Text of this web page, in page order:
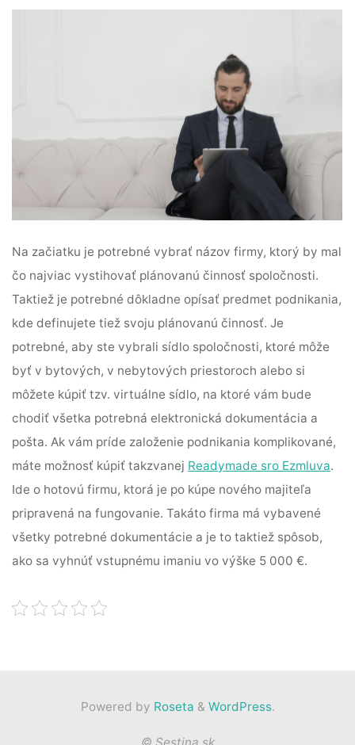
Na začiatku je potrebné vybrať názov firmy, ktorý by mal
čo najviac vystihovať plánovanú činnosť spoločnosti.
Taktiež je potrebné dôkladne opísať predmet podnikania,
kde definujete tiež svoju plánovanú činnosť. Je
potrebné, aby ste vybrali sídlo spoločnosti, ktoré môže
byť v bytových, v nebytových priestoroch alebo si
môžete kúpiť tzv. virtuálne sídlo, na ktoré vám bude
chodiť všetka potrebná elektronická dokumentácia a
pošta. Ak vám príde založenie podnikania komplikované,
máte možnosť kúpiť takzvanej Readymade sro Ezmluva.
Ide o hotovú firmu, ktorá je po kúpe nového majiteľa
pripravená na fungovanie. Takáto firma má vybavené
všetky potrebné dokumentácie a je to taktiež spôsob,
ako sa vyhnúť vstupnému imaniu vo výške 5 000 €.
Powered by Roseta & WordPress.